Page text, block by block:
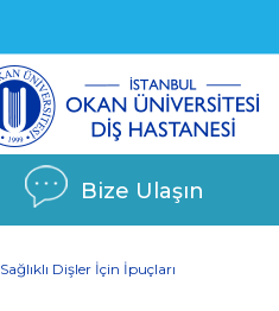
Bize Ulaşın
Sağlıklı Dişler İçin İpuçları